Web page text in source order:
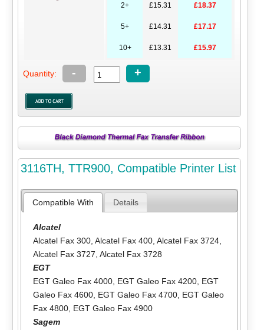
2+ £15.31 £18.37
5+ £14.31 £17.17
10+ £13.31 £15.97
Quantity: - +
3116TH, TTR900, Compatible Printer List
Compatible With Details
Alcatel
Alcatel Fax 300, Alcatel Fax 400, Alcatel Fax 3724,
Alcatel Fax 3727, Alcatel Fax 3728
EGT
EGT Galeo Fax 4000, EGT Galeo Fax 4200, EGT
Galeo Fax 4600, EGT Galeo Fax 4700, EGT Galeo
Fax 4800, EGT Galeo Fax 4900
Sagem